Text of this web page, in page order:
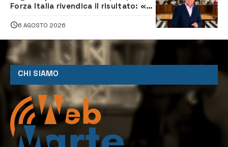
Forza Italia rivendica il risultato: «La
6 AGOSTO 2026
CHI SIAMO